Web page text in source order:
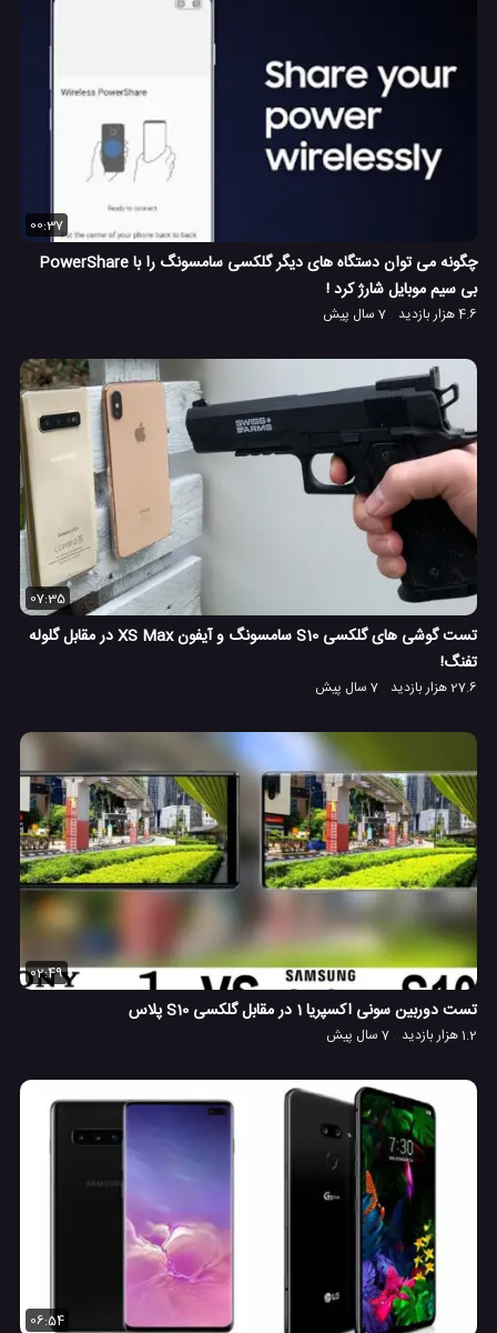
00:37
چگونه می توان دستگاه های دیگر گلکسی سامسونگ را با PowerShare
بی سیم موبایل شارژ کرد !
4.6 هزار بازدید 7 سال پیش
07:35
تست گوشی های گلکسی S10 سامسونگ و آیفون XS Max در مقابل گلوله
تفنگ!
27.6 هزار بازدید 7 سال پیش
02:49
تست دوربین سونی اکسپریا 1 در مقابل گلکسی S10 پلاس
1.2 هزار بازدید 7 سال پیش
06:54